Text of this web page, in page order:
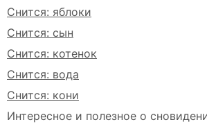
Снится: яблоки
Снится: сын
Снится: котенок
Снится: вода
Снится: кони
Интересное и полезное о